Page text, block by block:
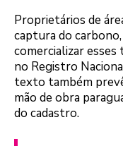
Proprietários de
captura do
comercializar
no Registro
texto também
mão de obra
do cadastro.